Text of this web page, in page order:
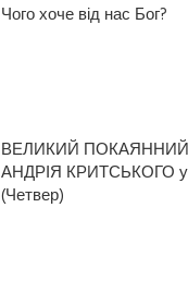
Чого хоче від нас Бог?
ВЕЛИКИЙ
АНДРІЯ КРИТСЬКОГО
(Четвер)